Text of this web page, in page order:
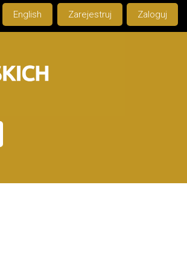
English Zarejestruj Zaloguj